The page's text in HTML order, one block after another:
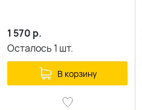
1 570 р.
Осталось 1 шт.
В корзину